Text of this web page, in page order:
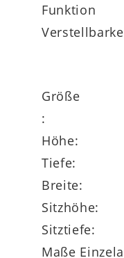
attraktive
Funktion
Größe
:
Höhe:
Tiefe:
Breite:
Sitzhöhe:
Sitztiefe:
Maße